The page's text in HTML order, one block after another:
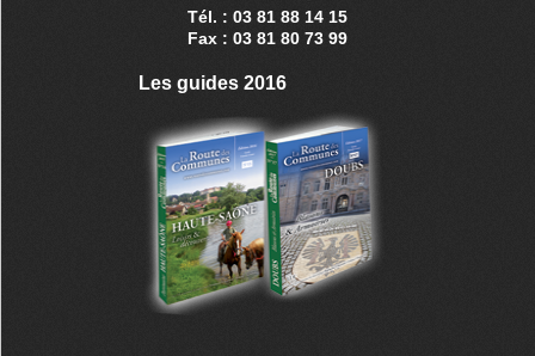
Tél. : 03 81 88 14 15
Fax : 03 81 80 73 99
Les guides 2016